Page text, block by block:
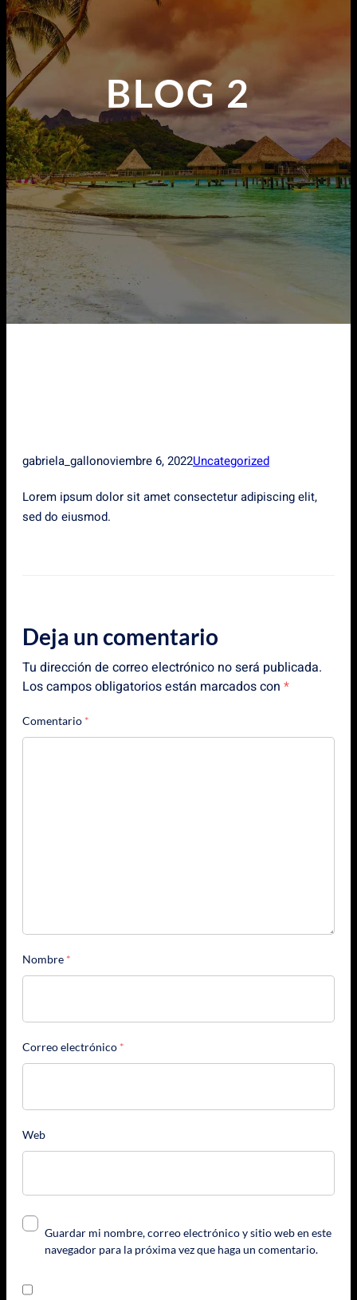
BLOG 2
gabriela_gallonoviembre 6, 2022Uncategorized
Lorem ipsum dolor sit amet consectetur adipiscing elit,
sed do eiusmod.
Deja un comentario
Tu dirección de correo electrónico no será publicada.
Los campos obligatorios están marcados con *
Comentario *
Nombre *
Correo electrónico *
Web
Guardar mi nombre, correo electrónico y sitio web en este
navegador para la próxima vez que haga un comentario.